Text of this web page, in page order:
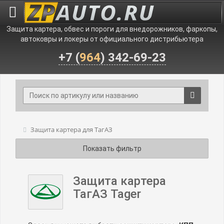
Защита картера, обвес и пороги для внедорожников, фаркопы,
автоковры и локеры от официального дистрибьютера
+7 (964) 342-69-23
Защита картера для ТагАЗ
Показать фильтр
Защита картера
ТагАЗ Tager